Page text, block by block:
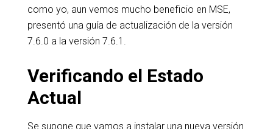
como yo, aun vemos mucho beneficio en MSE,
presentó una guía de actualización de la versión
7.6.0 a la versión 7.6.1.
Verificando el Estado
Actual
Se supone que vamos a instalar una nueva versión